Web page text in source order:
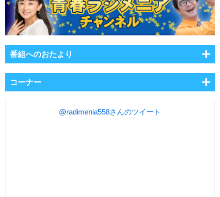
番組へのおたより
コーナー
@radimenia558さんのツイート